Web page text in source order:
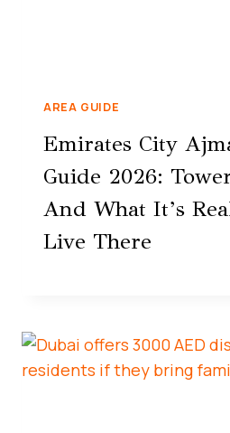
AREA GUIDE
Emirates City
Guide 2026:
And What It’s
Live There